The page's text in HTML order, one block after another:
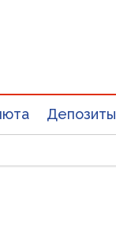
Депозиты